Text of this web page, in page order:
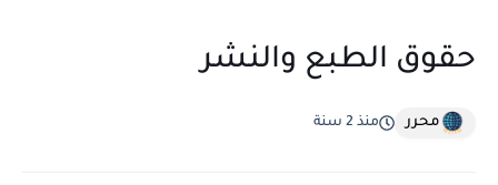
حقوق الطبع والنشر
محرر منذ 2 سنة